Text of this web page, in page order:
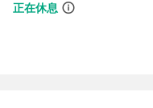
正在休息